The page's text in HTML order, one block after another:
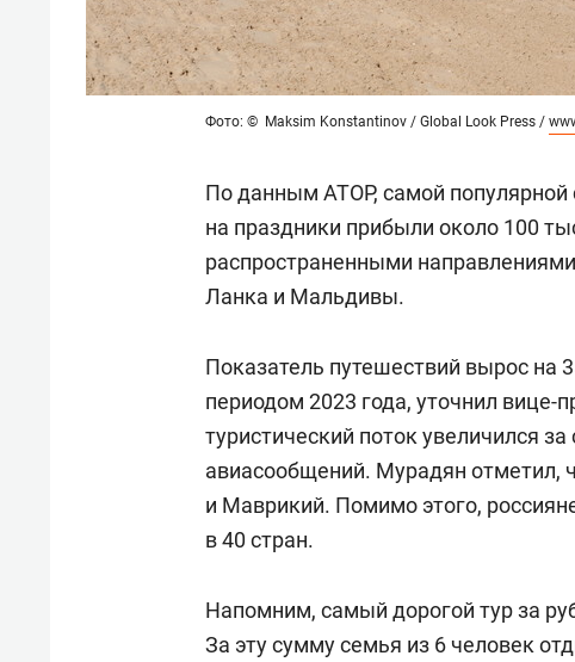
Фото: © Maksim Konstantinov / Global Look Press /
По данным АТОР, самой
на праздники прибыли около 100
распространенными
Ланка и Мальдивы.
Показатель путешествий вырос на
периодом 2023 года, уточнил вице-
туристический поток увеличился
авиасообщений. Мурадян отметил,
и Маврикий. Помимо этого,
в 40 стран.
Напомним, самый дорогой тур за
За эту сумму семья из 6 человек